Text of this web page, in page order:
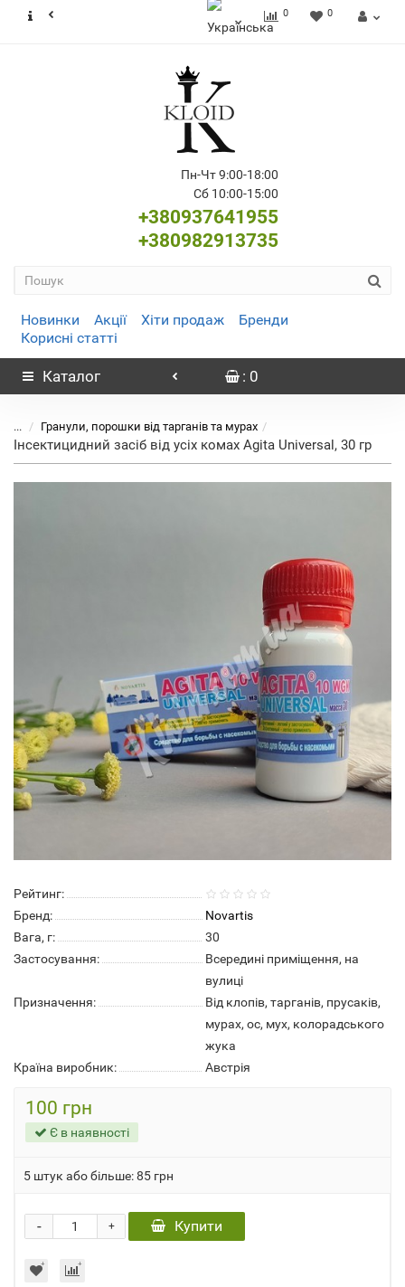
0 0
Пн-Чт 9:00-18:00
Сб 10:00-15:00
+380937641955
+380982913735
Новинки Акції Хіти продаж
Бренди
Корисні статті
Каталог : 0
... Гранули, порошки від тарганів та мурах
Інсектицидний засіб від усіх комах Agita Universal, 30 гр
Рейтинг:
Бренд:
Novartis
Вага, г:
30
Застосування:
Всередині приміщення, на
вулиці
Призначення:
Від клопів, тарганів, прусаків,
мурах, ос, мух, колорадського
жука
Країна виробник:
Австрія
100 грн
Є в наявності
5 штук або більше: 85 грн
+
- Купити